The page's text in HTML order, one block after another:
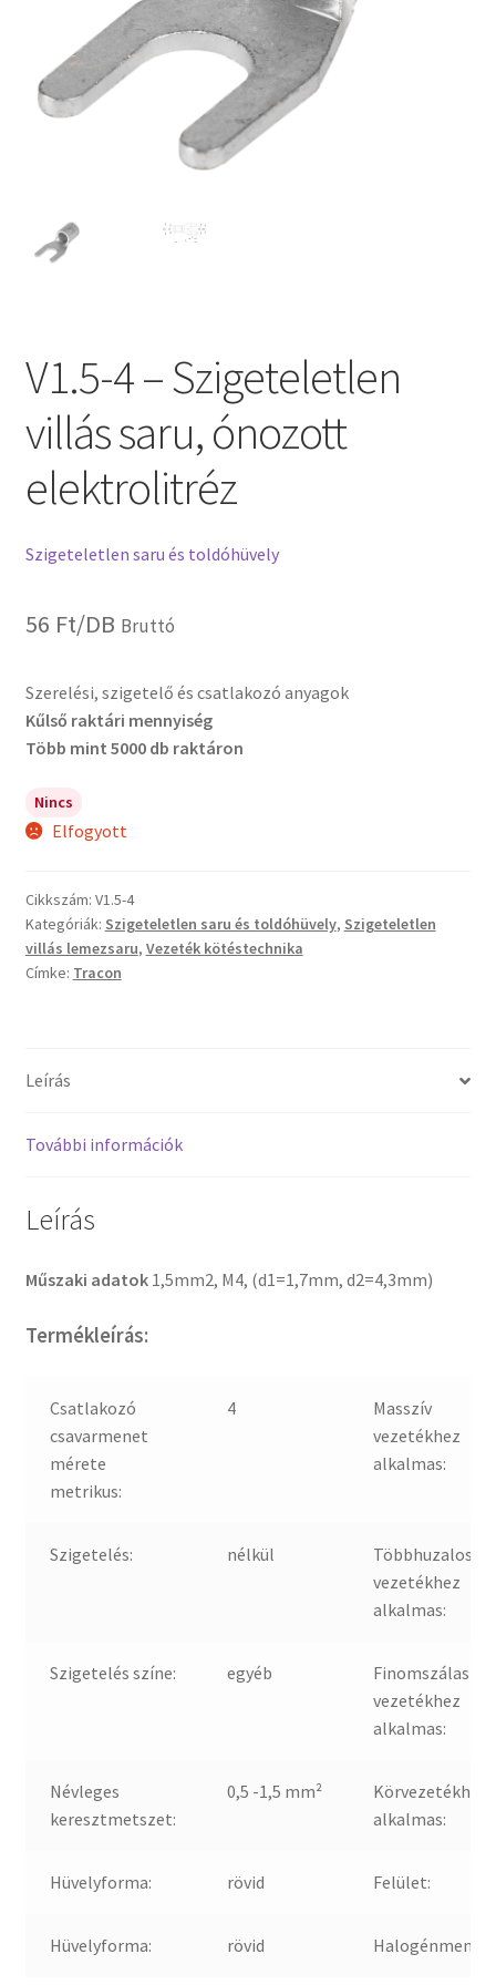
V1.5-4 – Szigeteletlen
villás saru, ónozott
elektrolitréz
Szigeteletlen saru és toldóhüvely
56 Ft/DB Bruttó
Szerelési, szigetelő és csatlakozó anyagok
Kűlső raktári mennyiség
Több mint 5000 db raktáron
Nincs
Elfogyott
Cikkszám: V1.5-4
Kategóriák: Szigeteletlen saru és toldóhüvely, Szigeteletlen
villás lemezsaru, Vezeték kötéstechnika
Címke: Tracon
Leírás
További információk
Leírás
Műszaki adatok 1,5mm2, M4, (d1=1,7mm, d2=4,3mm)
Termékleírás:
Csatlakozó
csavarmenet
mérete
metrikus:
4
Masszív
vezetékhez
alkalmas:
Szigetelés: nélkül
Többhuzalos
vezetékhez
alkalmas:
Szigetelés színe: egyéb
Finomszálas
vezetékhez
alkalmas:
Névleges
keresztmetszet:
0,5 -1,5 mm²
Körvezetékhez
alkalmas:
Hüvelyforma: rövid Felület:
Hüvelyforma: rövid